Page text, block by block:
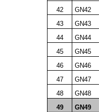
42
GN42
43
GN43
44
GN44
45
GN45
46
GN46
47
GN47
48
GN48
49
GN49